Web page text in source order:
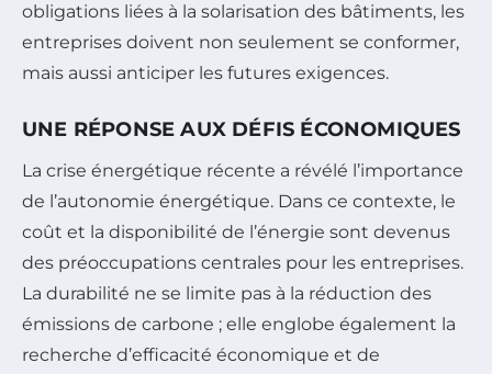
obligations liées à la solarisation des bâtiments, les
entreprises doivent non seulement se conformer,
mais aussi anticiper les futures exigences.
UNE RÉPONSE AUX DÉFIS ÉCONOMIQUES
La crise énergétique récente a révélé l’importance
de l’autonomie énergétique. Dans ce contexte, le
coût et la disponibilité de l’énergie sont devenus
des préoccupations centrales pour les entreprises.
La durabilité ne se limite pas à la réduction des
émissions de carbone ; elle englobe également la
recherche d’efficacité économique et de